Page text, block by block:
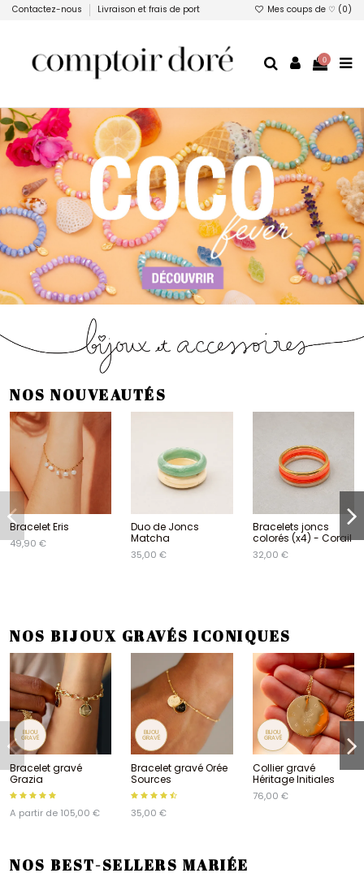
Contactez-nous Livraison et frais de port Mes coups de ♡ (0)
0
NOS NOUVEAUTÉS
Bracelet Eris
49,90 €
Duo de Joncs
Matcha
35,00 €
Bracelets joncs
colorés (x4) - Corail
32,00 €
NOS BIJOUX GRAVÉS ICONIQUES
BIJOU
GRAVÉ
Bracelet gravé
Grazia
A partir de 105,00 €
BIJOU
GRAVÉ
Bracelet gravé Orée
Sources
35,00 €
BIJOU
GRAVÉ
Collier gravé
Héritage Initiales
76,00 €
NOS BEST-SELLERS MARIÉE